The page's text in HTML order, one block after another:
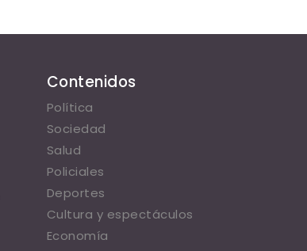
Contenidos
Política
Sociedad
Salud
Policiales
Deportes
Cultura y espectáculos
Economía